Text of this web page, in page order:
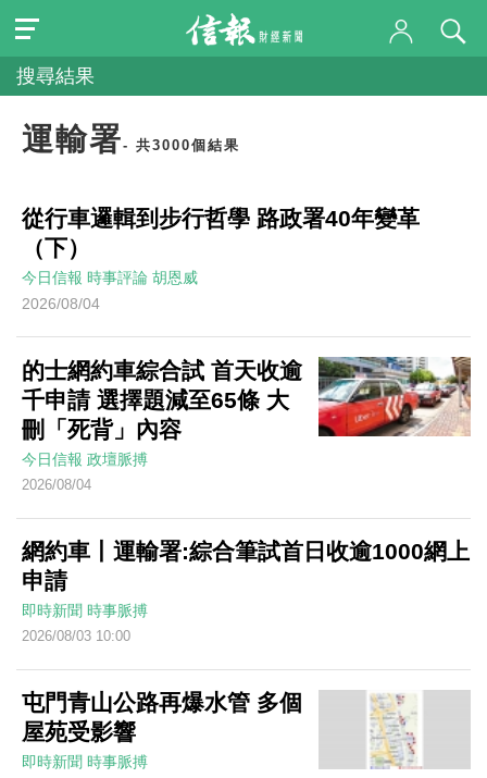
搜尋結果
運輸署- 共3000個結果
從行車邏輯到步行哲學 路政署40年變革
（下）
今日信報 時事評論 胡恩威
2026/08/04
的士網約車綜合試 首天收逾
千申請 選擇題減至65條 大
刪「死背」內容
今日信報 政壇脈搏
2026/08/04
網約車丨運輸署:綜合筆試首日收逾1000網上
申請
即時新聞 時事脈搏
2026/08/03 10:00
屯門青山公路再爆水管 多個
屋苑受影響
即時新聞 時事脈搏